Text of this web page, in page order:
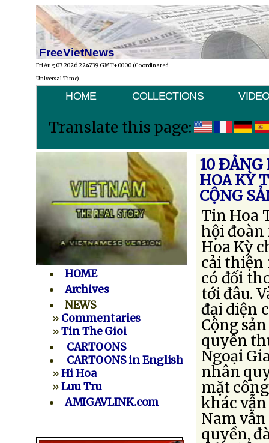
FreeVietNews
Fri Aug 07 2026 22:47:39 GMT+0000 (Coordinated
Universal Time)
HOME COLLECTIONS
Translate this page:
HOME
Archives
NEWS
» Commentaries
»Tin The Gioi
CARTOONS
CARTOONS in English
»Hi Hoa
»Luu Tru
AMIGAVLINK.com
10 ÐẢNG
HOA KỲ
CỘNG
Tin Hoa
hội đoàn
Hoa Kỳ
cải thiện
có đối
tới đâu.
đại diện
Cộng
quyền
Ngoại
nhân
mặt
khác
Nam
quyền,